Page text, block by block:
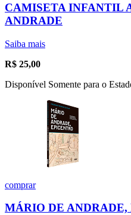
CAMISETA INFANTIL
ANDRADE
Saiba mais
R$ 25,00
Disponível Somente para o
comprar
MÁRIO DE ANDRADE,